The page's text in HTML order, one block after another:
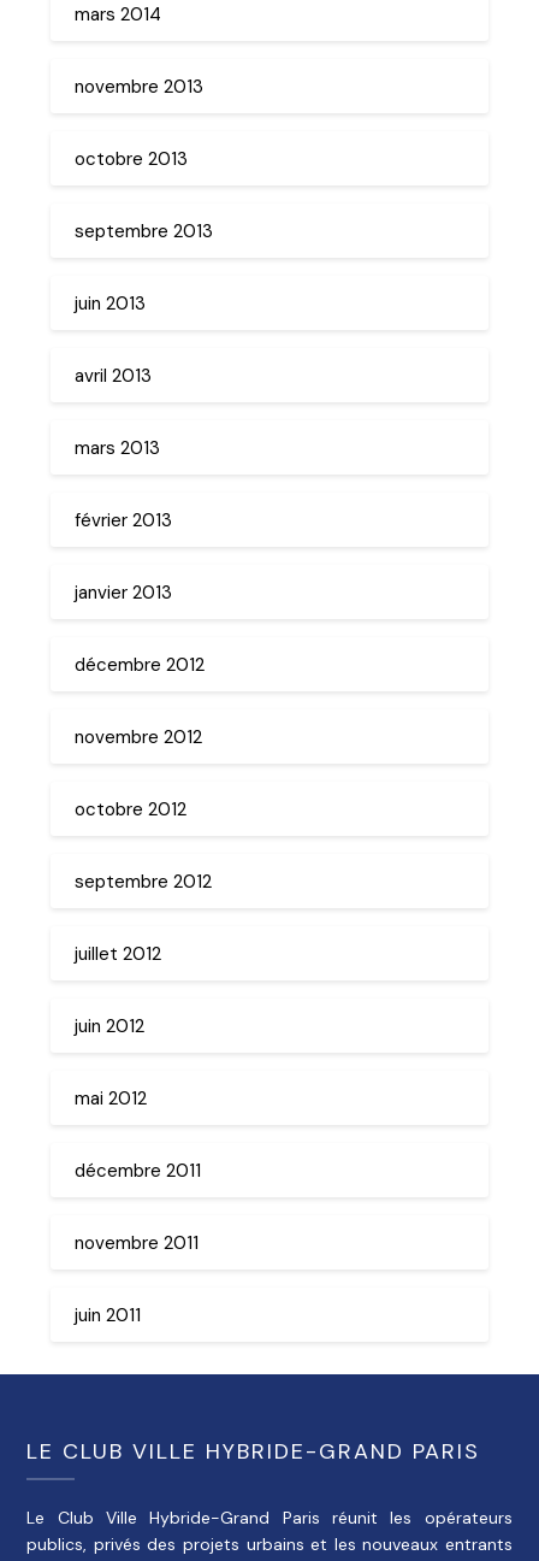
mars 2014
novembre 2013
octobre 2013
septembre 2013
juin 2013
avril 2013
mars 2013
février 2013
janvier 2013
décembre 2012
novembre 2012
octobre 2012
septembre 2012
juillet 2012
juin 2012
mai 2012
décembre 2011
novembre 2011
juin 2011
LE CLUB VILLE HYBRIDE-GRAND PARIS
Le Club Ville Hybride-Grand Paris réunit les opérateurs
publics, privés des projets urbains et les nouveaux entrants